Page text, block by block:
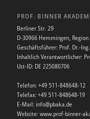
PROF. BINNER
Berliner Str. 29
D-30966 Hemmingen,
Geschäftsführer: Prof. Dr.-
Inhaltlich Verantwortlicher:
Ust-ID: DE 225080706
Telefon: +49 511-848648-12
Telefax: +49 511-848648-19
E-Mail: info@pbaka.de
Website: www.prof-binner-